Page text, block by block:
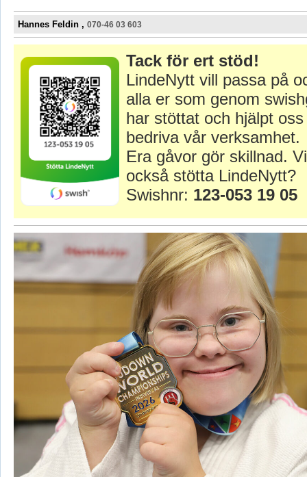
Hannes Feldin , 070-46 03 603
Tack för ert stöd!
LindeNytt vill passa på
alla er som genom
har stöttat och hjälpt
bedriva vår verksamhet.
Era gåvor gör skillnad.
också stötta LindeNytt?
Swishnr: 123-053 19 05